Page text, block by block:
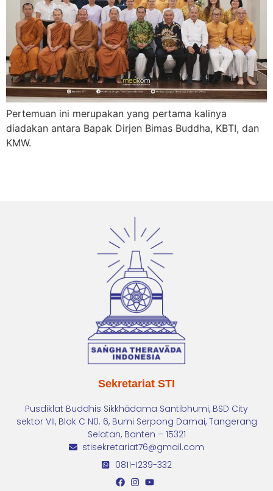
Pertemuan ini merupakan yang pertama kalinya
diadakan antara Bapak Dirjen Bimas Buddha, KBTI, dan
KMW.
Sekretariat STI
Pusdiklat Buddhis Sikkhādama Santibhumi, BSD City
sektor VII, Blok C N0. 6, Bumi Serpong Damai, Tangerang
Selatan, Banten – 15321
stisekretariat76@gmail.com
0811-1239-332